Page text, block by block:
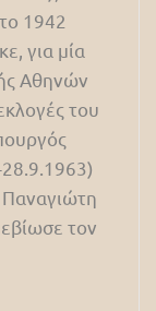
1942
για μία
Αθηνών
του
τον